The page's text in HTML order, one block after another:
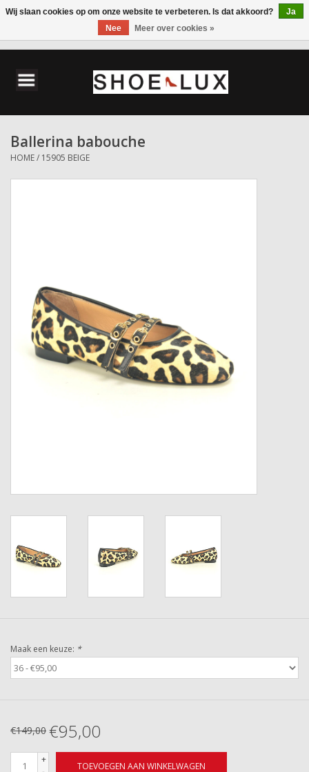
Herenschoenen
Accessoires
Ballerina babouche
HOME/ 15905 BEIGE
Maak een keuze: *
€149,00 €95,00
+
TOEVOEGEN AAN WINKELWAGEN
Wij slaan cookies op om onze website te verbeteren. Is dat akkoord?
Ja
Nee
Meer over cookies »